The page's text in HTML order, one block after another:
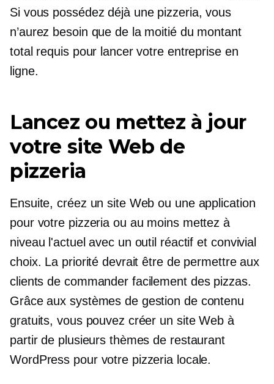
Si vous possédez déjà une pizzeria, vous
n’aurez besoin que de la moitié du montant
total requis pour lancer votre entreprise en
ligne.
Lancez ou mettez à jour
votre site Web de
pizzeria
Ensuite, créez un site Web ou une application
pour votre pizzeria ou au moins mettez à
niveau l'actuel avec un outil réactif et convivial
choix. La priorité devrait être de permettre aux
clients de commander facilement des pizzas.
Grâce aux systèmes de gestion de contenu
gratuits, vous pouvez créer un site Web à
partir de plusieurs thèmes de restaurant
WordPress pour votre pizzeria locale.